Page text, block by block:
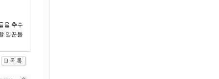
을 추수
일꾼들